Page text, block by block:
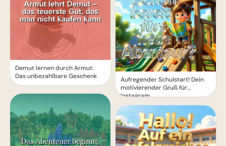
Demut lernen durch Armut:
Das unbezahlbare Geschenk
Aufregender Schulstart! Dein
motivierender Gruß für
Instagram